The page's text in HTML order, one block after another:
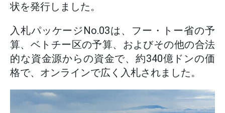
状を発行しました。
入札パッケージNo.03は、フー・トー省の予
算、ベトチー区の予算、およびその他の合法
的な資金源からの資金で、約340億ドンの価
格で、オンラインで広く入札されました。